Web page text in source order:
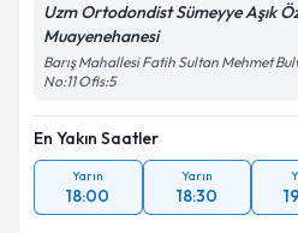
Uzm Ortodondist Sümeyye Aşık
Muayenehanesi
Barış Mahallesi Fatih Sultan Mehmet
No:11 Ofis:5
En Yakın Saatler
Yarın
18:00
Yarın
18:30